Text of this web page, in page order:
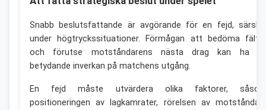
Snabb beslutsfattande är avgörande för en fejd,
under högtryckssituationer. Förmågan att bedöma
och förutse motståndarens nästa drag kan ha
betydande inverkan på matchens utgång.
En fejd måste utvärdera olika faktorer,
positioneringen av lagkamrater, rörelsen av